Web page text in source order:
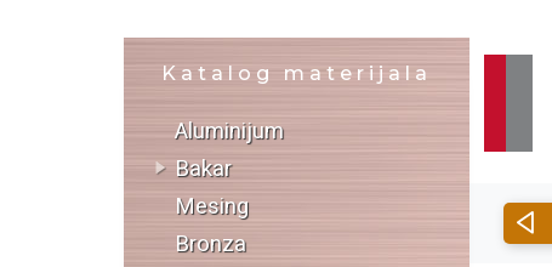
Katalog materijala
Aluminijum
Bakar
Mesing
Bronza